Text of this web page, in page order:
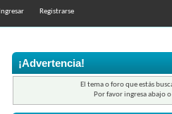
Ingresar Registrarse
¡Advertencia!
El tema o foro que estás
Por favor ingresa abajo